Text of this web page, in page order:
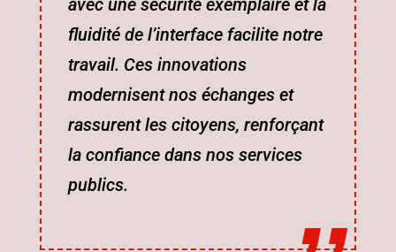
avec une sécurité exemplaire et la
fluidité de l’interface facilite notre
travail. Ces innovations
modernisent nos échanges et
rassurent les citoyens, renforçant
la confiance dans nos services
publics.